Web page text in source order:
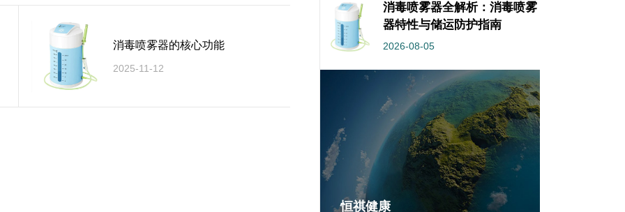
消毒喷雾器全解析：消毒喷雾
器特性与储运防护指南
2026-08-05
恒祺健康
消毒喷雾器的核心功能
2025-11-12